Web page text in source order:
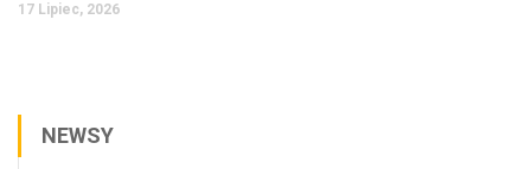
17 Lipiec, 2026
NEWSY